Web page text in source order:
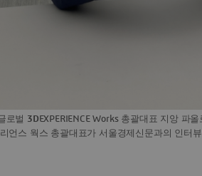
로벌 3DEXPERIENCE Works 총괄대표 지앙 파
언스 웍스 총괄대표가 서울경제신문과의 인터